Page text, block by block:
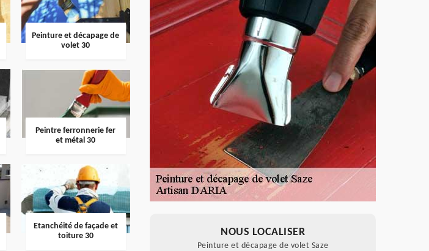
Peinture et décapage de
volet 30
Peintre ferronnerie fer
et métal 30
Etanchéité de façade et
toiture 30
NOUS LOCALISER
Peinture et décapage de volet Saze